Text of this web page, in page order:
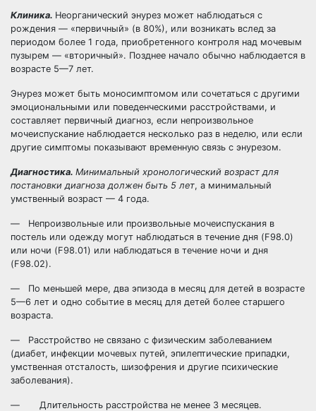
Клиника. Неорганический энурез может наблюдаться с
рождения — «первичный» (в 80%), или возникать вслед за
периодом более 1 года, приобретенного контроля над мочевым
пузырем — «вторичный». Позднее начало обычно наблюдается в
возрасте 5—7 лет.
Энурез может быть моносимптомом или сочетаться с другими
эмоциональными или поведенческими расстройствами, и
составляет первичный диагноз, если непроизвольное
мочеиспускание наблюдается несколько раз в неделю, или если
другие симптомы показывают временную связь с энурезом.
Диагностика. Минимальный хронологический возраст для
постановки диагноза должен быть 5 лет, а минимальный
умственный возраст — 4 года.
— Непроизвольные или произвольные мочеиспускания в
постель или одежду могут наблюдаться в течение дня (F98.0)
или ночи (F98.01) или наблюдаться в течение ночи и дня
(F98.02).
— По меньшей мере, два эпизода в месяц для детей в возрасте
5—6 лет и одно событие в месяц для детей более старшего
возраста.
— Расстройство не связано с физическим заболеванием
(диабет, инфекции мочевых путей, эпилептические припадки,
умственная отсталость, шизофрения и другие психические
заболевания).
— Длительность расстройства не менее 3 месяцев.